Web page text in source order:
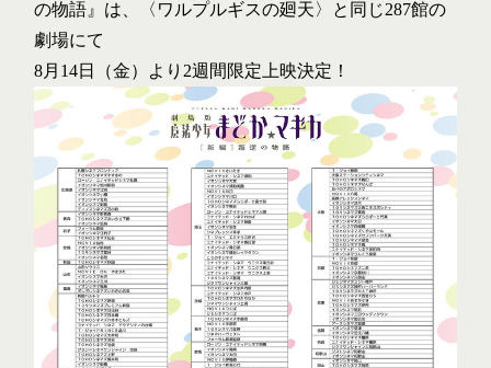
NEWS
INTRODUCTION
STORY
MOVIE
STAFF・CAST
TICKET
の物語』は、〈ワルプルギスの廻天〉と同じ287館の
劇場にて
8月14日（金）より2週間限定上映決定！